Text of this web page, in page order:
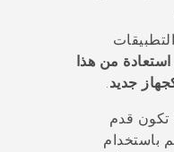
استعادة من هذا
جديد.
تكون قدم
باستخدام